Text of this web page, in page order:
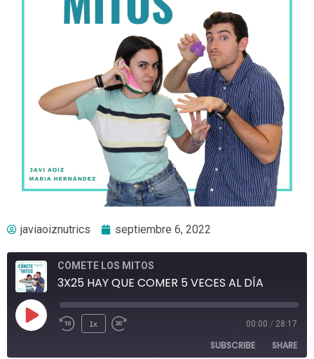
javiaoiznutrics septiembre 6, 2022
CÓMETE LOS MITOS
3X25 HAY QUE COMER 5 VECES AL DÍA
1x 00:00 / 28:17
SUBSCRIBE SHARE